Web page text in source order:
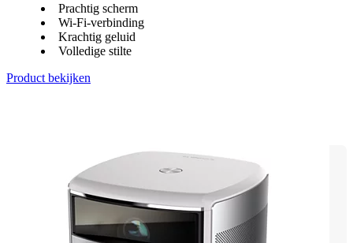
Prachtig scherm
Wi-Fi-verbinding
Krachtig geluid
Volledige stilte
Product bekijken